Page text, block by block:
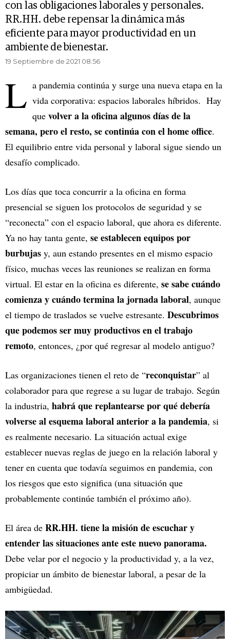
con las obligaciones laborales y personales.
RR.HH. debe repensar la dinámica más
eficiente para mayor productividad en un
ambiente de bienestar.
19 Septiembre de 2021 08.56
L a pandemia continúa y surge una nueva etapa en la
vida corporativa: espacios laborales híbridos. Hay
que volver a la oficina algunos días de la
semana, pero el resto, se continúa con el home office.
El equilibrio entre vida personal y laboral sigue siendo un
desafío complicado.
Los días que toca concurrir a la oficina en forma
presencial se siguen los protocolos de seguridad y se
“reconecta” con el espacio laboral, que ahora es diferente.
Ya no hay tanta gente, se establecen equipos por
burbujas y, aun estando presentes en el mismo espacio
físico, muchas veces las reuniones se realizan en forma
virtual. El estar en la oficina es diferente, se sabe cuándo
comienza y cuándo termina la jornada laboral, aunque
el tiempo de traslados se vuelve estresante. Descubrimos
que podemos ser muy productivos en el trabajo
remoto, entonces, ¿por qué regresar al modelo antiguo?
Las organizaciones tienen el reto de “reconquistar” al
colaborador para que regrese a su lugar de trabajo. Según
la industria, habrá que replantearse por qué debería
volverse al esquema laboral anterior a la pandemia, si
es realmente necesario. La situación actual exige
establecer nuevas reglas de juego en la relación laboral y
tener en cuenta que todavía seguimos en pandemia, con
los riesgos que esto significa (una situación que
probablemente continúe también el próximo año).
El área de RR.HH. tiene la misión de escuchar y
entender las situaciones ante este nuevo panorama.
Debe velar por el negocio y la productividad y, a la vez,
propiciar un ámbito de bienestar laboral, a pesar de la
ambigüedad.